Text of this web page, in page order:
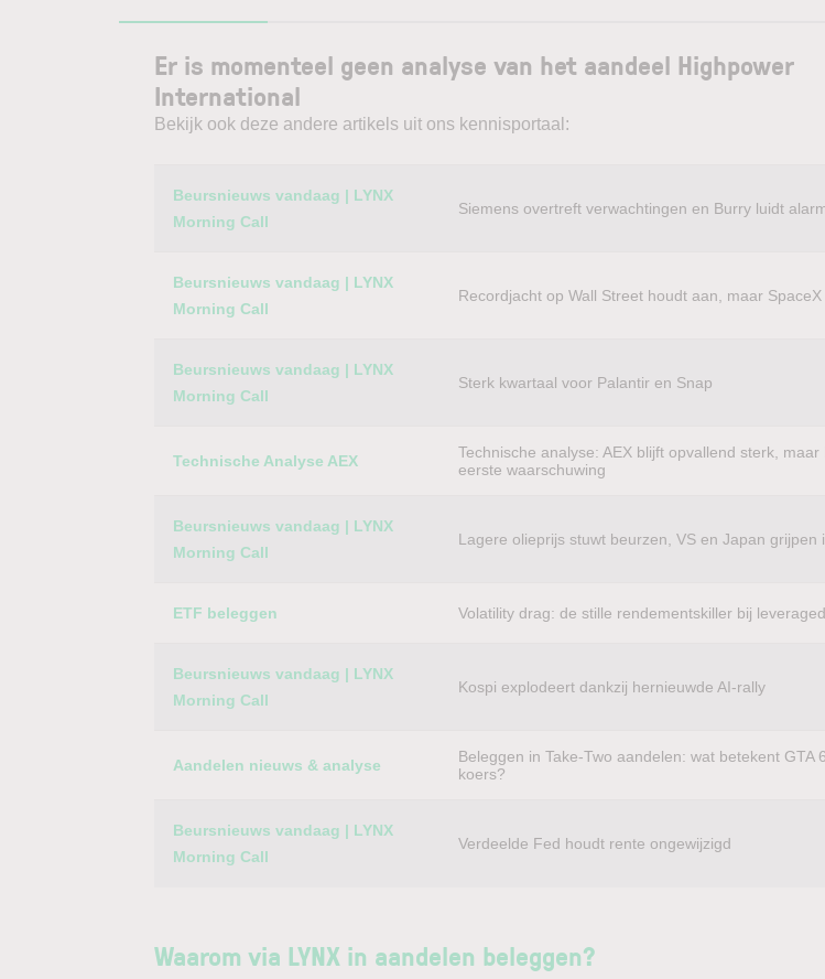
Er is momenteel geen analyse van het aandeel Highpower
International
Bekijk ook deze andere artikels uit ons kennisportaal:
Category Titel
Beursnieuws vandaag | LYNX
Morning Call
Siemens overtreft verwachtingen en Burry luidt
Beursnieuws vandaag | LYNX
Morning Call
Recordjacht op Wall Street houdt aan, maar
Beursnieuws vandaag | LYNX
Morning Call
Sterk kwartaal voor Palantir en Snap
Technische Analyse AEX
Technische analyse: AEX blijft opvallend sterk, maar
eerste waarschuwing
Beursnieuws vandaag | LYNX
Morning Call
Lagere olieprijs stuwt beurzen, VS en Japan grijpen
ETF beleggen Volatility drag: de stille rendementskiller bij
Beursnieuws vandaag | LYNX
Morning Call
Kospi explodeert dankzij hernieuwde AI-rally
Aandelen nieuws & analyse
Beleggen in Take-Two aandelen: wat betekent GTA
koers?
Beursnieuws vandaag | LYNX
Morning Call
Verdeelde Fed houdt rente ongewijzigd
Waarom via LYNX in aandelen beleggen?